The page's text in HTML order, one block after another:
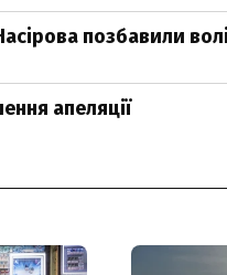
позбавили
апеляції